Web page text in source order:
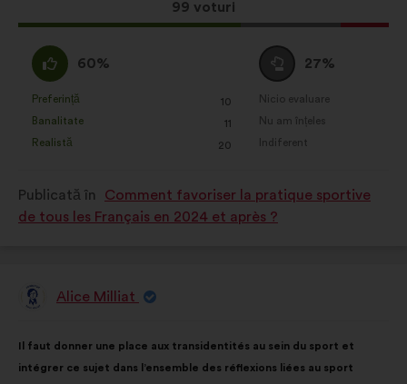
Această
propunere
99 voturi
Acord
:
60%
clasificarea:
Preferință
: 10
ori
Banalitate
: 11
ori
Realistă
: 20
ori
Neutru
:
27%
clasificarea:
Nicio evaluare
:ori
Nu am înțeles
:ori
Indiferent
:ori
Publicată în
Comment favoriser la pratique sportive
de tous les Français en 2024 et après ?
PropunereAlice Milliat
propunerii:
Il faut donner une place aux transidentités au sein du sport et
intégrer ce sujet dans l’ensemble des réflexions liées au sport
următoarea
distribuire: